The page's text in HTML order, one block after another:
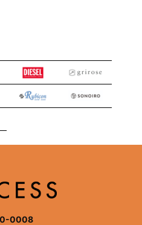
0008